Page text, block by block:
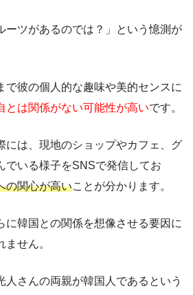
ーツがあるのでは？」という憶測が
で彼の個人的な趣味や美的センスに
とは関係がない可能性が高いです。
には、現地のショップやカフェ、グ
でいる様子をSNSで発信してお
の関心が高いことが分かります。
に韓国との関係を想像させる要因に
せん。
人さんの両親が韓国人であるという